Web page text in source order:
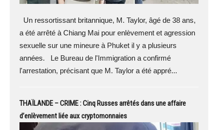
Un ressortissant britannique, M. Taylor, âgé de 38 ans,
a été arrêté à Chiang Mai pour enlèvement et agression
sexuelle sur une mineure à Phuket il y a plusieurs
années. Le Bureau de l'Immigration a confirmé
l'arrestation, précisant que M. Taylor a été appré...
THAÏLANDE – CRIME : Cinq Russes arrêtés dans une affaire
d’enlèvement liée aux cryptomonnaies